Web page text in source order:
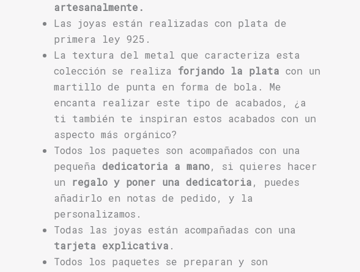
artesanalmente.
Las joyas están realizadas con plata de
primera ley 925.
La textura del metal que caracteriza esta
colección se realiza forjando la plata con un
martillo de punta en forma de bola. Me
encanta realizar este tipo de acabados, ¿a
ti también te inspiran estos acabados con un
aspecto más orgánico?
Todos los paquetes son acompañados con una
pequeña dedicatoria a mano, si quieres hacer
un regalo y poner una dedicatoria, puedes
añadirlo en notas de pedido, y la
personalizamos.
Todas las joyas están acompañadas con una
tarjeta explicativa .
Todos los paquetes se preparan y son